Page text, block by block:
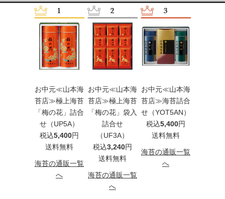
お中元≪山本海
苔店≫極上海苔
「梅の花」詰合
せ（UP5A）
税込5,400円
送料無料
海苔の通販一覧
へ
お中元≪山本海
苔店≫極上海苔
「梅の花」袋入
詰合せ
（UF3A）
税込3,240円
送料無料
海苔の通販一覧
へ
お中元≪山本海
苔店≫海苔詰合
せ（YOT5AN）
税込5,400円
送料無料
海苔の通販一覧
へ